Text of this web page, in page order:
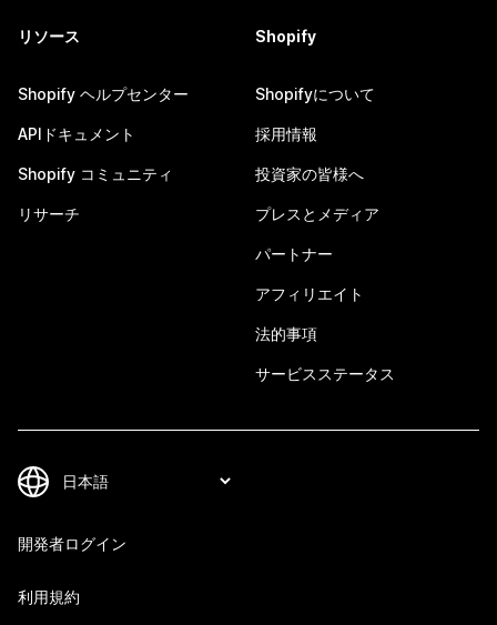
リソース
Shopify ヘルプセンター
APIドキュメント
Shopify コミュニティ
リサーチ
Shopify
Shopifyについて
採用情報
投資家の皆様へ
プレスとメディア
パートナー
アフィリエイト
法的事項
サービスステータス
開発者ログイン
利用規約